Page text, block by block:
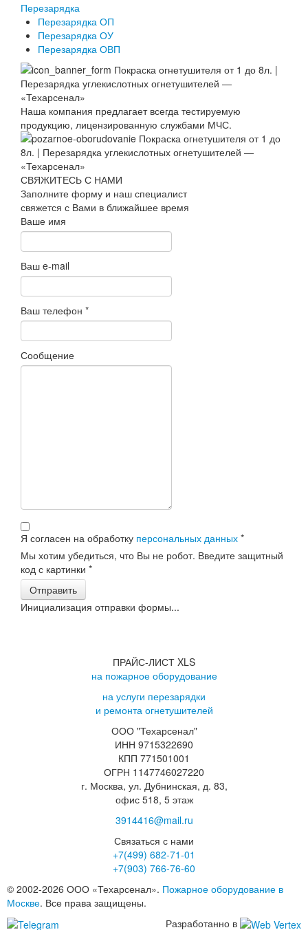
Перезарядка
Перезарядка ОП
Перезарядка ОУ
Перезарядка ОВП
Наша компания предлагает всегда тестируемую
продукцию, лицензированную службами МЧС.
СВЯЖИТЕСЬ С НАМИ
Заполните форму и наш специалист
свяжется с Вами в ближайшее время
Ваше имя
Ваш e-mail
Ваш телефон *
Сообщение
Я согласен на обработку персональных данных *
Мы хотим убедиться, что Вы не робот. Введите защитный
код с картинки *
Отправить
Инициализация отправки формы...
ПРАЙС-ЛИСТ XLS
на пожарное оборудование
на услуги перезарядки
и ремонта огнетушителей
ООО "Техарсенал"
ИНН 9715322690
КПП 771501001
ОГРН 1147746027220
г. Москва, ул. Дубнинская, д. 83,
офис 518, 5 этаж
3914416@mail.ru
Связаться с нами
+7(499) 682-71-01
+7(903) 766-76-60
© 2002-2026 ООО «Техарсенал». Пожарное оборудование в
Москве. Все права защищены.
Разработанно в